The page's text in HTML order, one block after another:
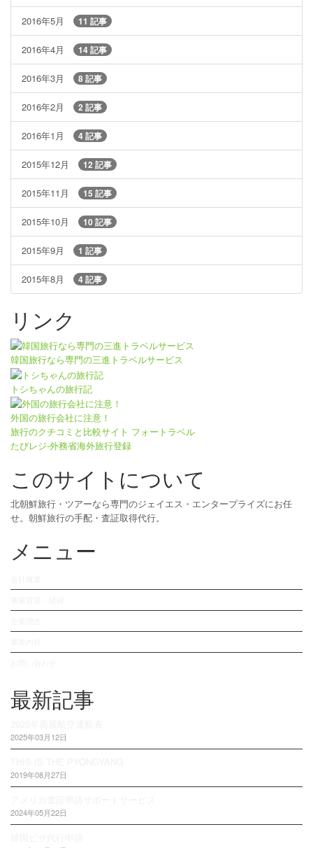
2016年5月 11 記事
2016年4月 14 記事
2016年3月 8 記事
2016年2月 2 記事
2016年1月 4 記事
2015年12月 12 記事
2015年11月 15 記事
2015年10月 10 記事
2015年9月 1 記事
2015年8月 4 記事
リンク
韓国旅行なら専門の三進トラベルサービス
トシちゃんの旅行記
外国の旅行会社に注意！
旅行のクチコミと比較サイト フォートラベル
たびレジ-外務省海外旅行登録
このサイトについて
北朝鮮旅行・ツアーなら専門のジェイエス・エンタープライズにお任
せ。朝鮮旅行の手配・査証取得代行。
メニュー
最新記事
2025年03月12日
2019年08月27日
2024年05月22日